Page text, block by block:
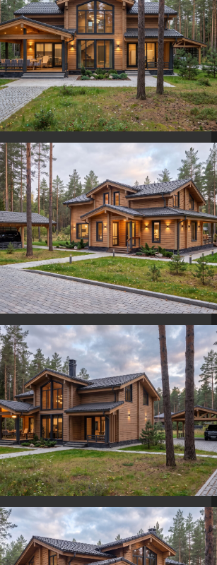
Найти проекты
| 2 этажа
Керамический блок | 2 этажа
С балконом | 2 этажа
Скандинавские
Финские До 100 м²
До 150 м²
Кирпичные
Современные | 1 этаж
Керамический блок | 1 этаж
С террасой Второй свет
Коттеджи